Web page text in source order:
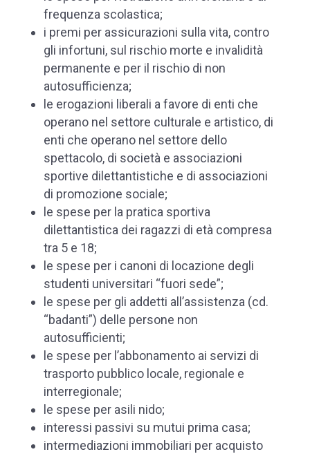
frequenza scolastica;
i premi per assicurazioni sulla vita, contro
gli infortuni, sul rischio morte e invalidità
permanente e per il rischio di non
autosufficienza;
le erogazioni liberali a favore di enti che
operano nel settore culturale e artistico, di
enti che operano nel settore dello
spettacolo, di società e associazioni
sportive dilettantistiche e di associazioni
di promozione sociale;
le spese per la pratica sportiva
dilettantistica dei ragazzi di età compresa
tra 5 e 18;
le spese per i canoni di locazione degli
studenti universitari “fuori sede”;
le spese per gli addetti all’assistenza (cd.
“badanti”) delle persone non
autosufficienti;
le spese per l’abbonamento ai servizi di
trasporto pubblico locale, regionale e
interregionale;
le spese per asili nido;
interessi passivi su mutui prima casa;
intermediazioni immobiliari per acquisto